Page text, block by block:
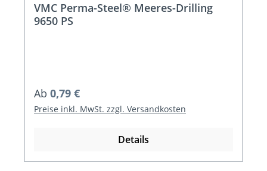
VMC Perma-Steel® Meeres-Drilling
9650 PS
Regulärer Preis:
Ab 0,79 €
Preise inkl. MwSt. zzgl. Versandkosten
Details